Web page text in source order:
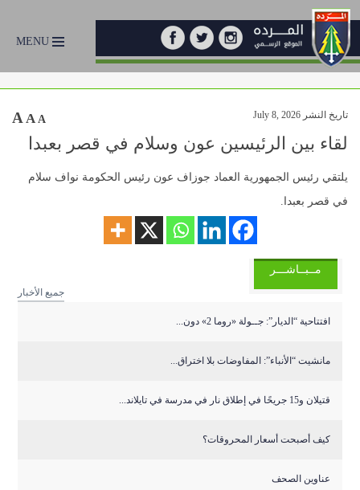
MENU
تاريخ النشر July 8, 2026 A A A
لقاء بين الرئيسين عون وسلام في قصر بعبدا
يلتقي رئيس الجمهورية العماد جوزاف عون رئيس الحكومة نواف سلام
في قصر بعبدا.
مــبــاشـــر
جميع الأخبار
افتتاحية “الديار”: جــولة «روما 2» دون...
مانشيت “الأنباء”: المفاوضات بلا اختراق...
قتيلان و15 جريحًا في إطلاق نار في مدرسة في تايلاند...
كيف أصبحت أسعار المحروقات؟
عناوين الصحف